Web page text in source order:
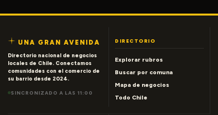
UNA GRAN AVENIDA
Directorio nacional de negocios
locales de Chile. Conectamos
comunidades con el comercio de
su barrio desde 2024.
SINCRONIZADO A LAS 11:00
DIRECTORIO
Explorar rubros
Buscar por comuna
Mapa de negocios
Todo Chile